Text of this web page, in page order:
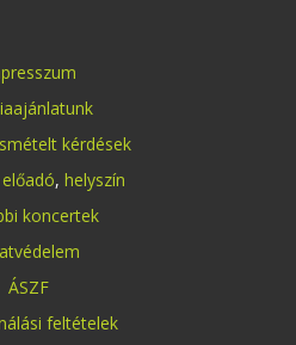
kérdések
előadó, helyszín
koncertek
ÁSZF
feltételek